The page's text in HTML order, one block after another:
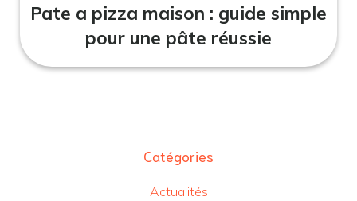
Pate a pizza maison : guide simple
pour une pâte réussie
Catégories
Actualités